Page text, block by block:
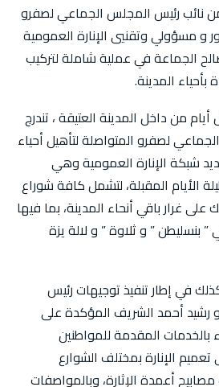
نائب رئيس المجلس الجماعي لصفرو
و مسؤولي وتقنيي الإنارة العمومية
الجماعة في عملية شاملة لتركيب
بأحياء المدينة.
من داخل المدينة العتيقة ، تندرج
لصفرو المتواصلة لتأهيل أحياء
شبكة الإنارة العمومية وهي
الأيام المقبلة، لتشمل كافة شوراع
غرار باقي أنحاء المدينة، بما فيها
بنسليطن ” و ثلاوة ” و لالة يزة
في إطار تنفيذ توجيهات رئيس
أحمد الشريف المؤكدة على
بالخدمات المقدمة للمواطنين
الإنارة بمختلف الشوارع
مصابيح أعمدة الإثارة، وبالمواصفات